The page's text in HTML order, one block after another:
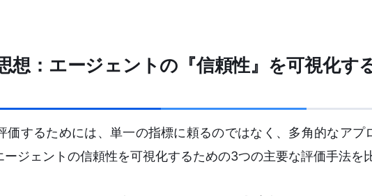
想：エージェントの『信頼性』を可視化す
価するためには、単一の指標に頼るのではなく、多角的なアプ
ジェントの信頼性を可視化するための3つの主要な評価手法を